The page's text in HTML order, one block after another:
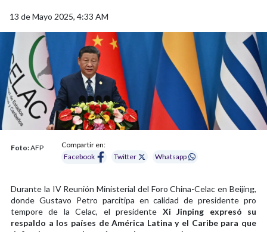
13 de Mayo 2025, 4:33 AM
Foto:AFP
Compartir en:
Facebook
Twitter Whatsapp
Durante la IV Reunión Ministerial del Foro China-Celac en Beijing,
donde Gustavo Petro parcitipa en calidad de presidente pro
tempore de la Celac, el presidente Xi Jinping expresó su
respaldo a los países de América Latina y el Caribe para que